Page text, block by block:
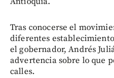
Tras conocerse el
diferentes
el gobernador, Andrés
advertencia sobre lo que
calles.